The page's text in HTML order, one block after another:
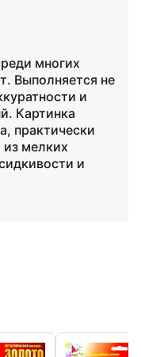
многих
Выполняется не
и
Картинка
практически
мелких
и